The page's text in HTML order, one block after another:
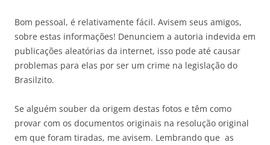
Bom pessoal, é relativamente fácil. Avisem seus amigos,
sobre estas informações! Denunciem a autoria indevida em
publicações aleatórias da internet, isso pode até causar
problemas para elas por ser um crime na legislação do
Brasilzito.
Se alguém souber da origem destas fotos e têm como
provar com os documentos originais na resolução original
em que foram tiradas, me avisem. Lembrando que as